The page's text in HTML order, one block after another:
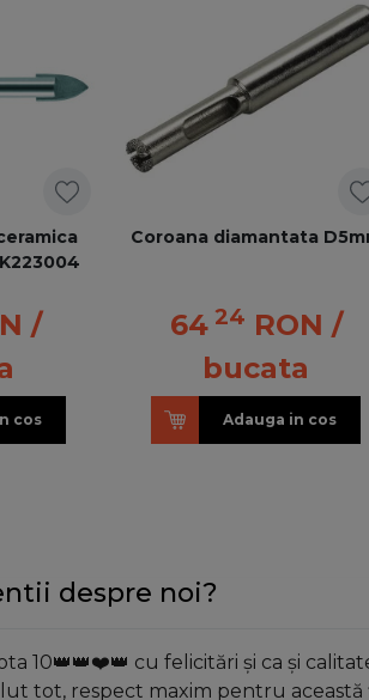
/
cos
Coroana diamantata
64 24 RON /
bucata
Adauga in cos
despre noi?
10👑👑❤️👑 cu felicitări și ca și
tot, respect maxim pentru această